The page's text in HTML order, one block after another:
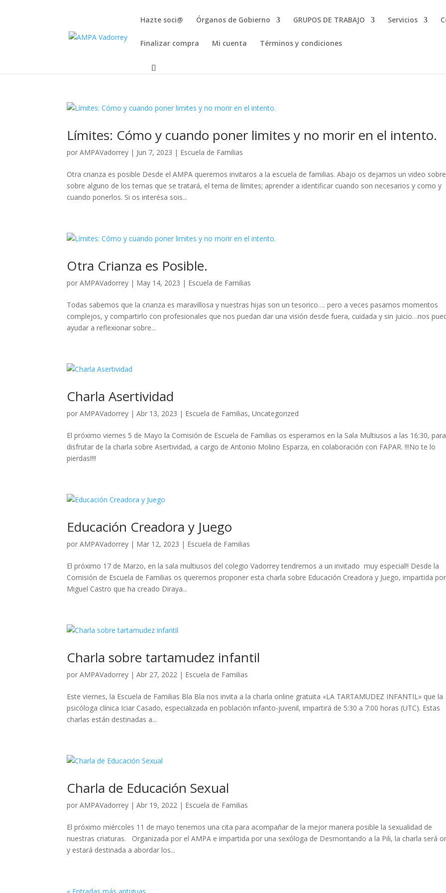
Hazte soci@ Órganos de Gobierno GRUPOS DE TRABAJO Servicios
Finalizar compra Mi cuenta Términos y condiciones
Límites: Cómo y cuando poner limites y no morir en el intento.
porAMPAVadorrey | Jun 7, 2023 | Escuela de Familias
Otra crianza es posible Desde el AMPA queremos invitaros a la escuela de familias. Abajo os dejamos un video sobre
sobre alguno de los temas que se tratará, el tema de límites; aprender a identificar cuando son necesarios y como y
cuando ponerlos. Si os interésa sois...
Otra Crianza es Posible.
porAMPAVadorrey | May 14, 2023 | Escuela de Familias
Todas sabemos que la crianza es maravillosa y nuestras hijas son un tesorico…. pero a veces pasamos momentos
complejos, y compartirlo con profesionales que nos puedan dar una visión desde fuera, cuidada y sin juicio…nos
ayudar a reflexionar sobre...
Charla Asertividad
porAMPAVadorrey |Abr 13, 2023 | Escuela de Familias,Uncategorized
El próximo viernes 5 de Mayo la Comisión de Escuela de Familias os esperamos en la Sala Multiusos a las 16:30, para
disfrutar de la charla sobre Asertividad, a cargo de Antonio Molino Esparza, en colaboración con FAPAR. !!!No te lo
pierdas!!!!
Educación Creadora y Juego
porAMPAVadorrey | Mar 12, 2023 | Escuela de Familias
El próximo 17 de Marzo, en la sala multiusos del colegio Vadorrey tendremos a un invitado muy especial!! Desde la
Comisión de Escuela de Familias os queremos proponer esta charla sobre Educación Creadora y Juego, impartida por
Miguel Castro que ha creado Diraya...
Charla sobre tartamudez infantil
porAMPAVadorrey |Abr 27, 2022 | Escuela de Familias
Este viernes, la Escuela de Familias Bla Bla nos invita a la charla online gratuita «LA TARTAMUDEZ INFANTIL» que la
psicóloga clínica Iciar Casado, especializada en población infanto-juvenil, impartirá de 5:30 a 7:00 horas (UTC). Estas
charlas están destinadas a...
Charla de Educación Sexual
porAMPAVadorrey |Abr 19, 2022 | Escuela de Familias
El próximo miércoles 11 de mayo tenemos una cita para acompañar de la mejor manera posible la sexualidad de
nuestras criaturas. Organizada por el AMPA e impartida por una sexóloga de Desmontando a la Pili, la charla será
y estará destinada a abordar los...